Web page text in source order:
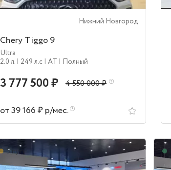
Нижний Новгород
Chery Tiggo 9
Ultra
2.0 л. | 249 л.c | AT | Полный
3 777 500 ₽ 4 550 000 ₽
от 39 166 ₽ р/мес.
В пути